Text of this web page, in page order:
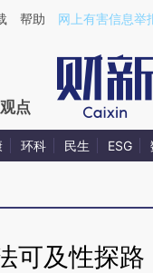
帮助 网上有害信息举
观点
环科 民生 ESG
可及性探路